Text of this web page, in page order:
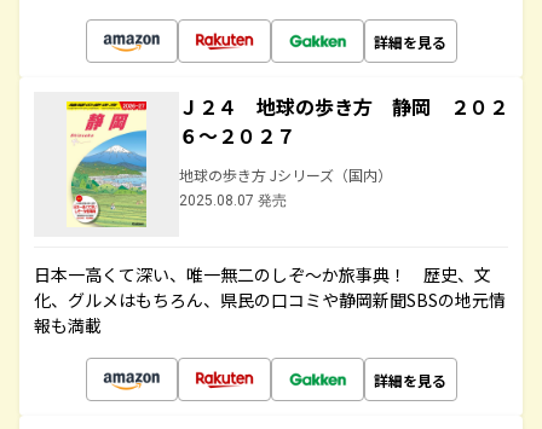
詳細を見る
Ｊ２４ 地球の歩き方 静岡 ２０２
６～２０２７
地球の歩き方 Jシリーズ（国内）
2025.08.07 発売
日本一高くて深い、唯一無二のしぞ～か旅事典！ 歴史、文
化、グルメはもちろん、県民の口コミや静岡新聞SBSの地元情
報も満載
詳細を見る